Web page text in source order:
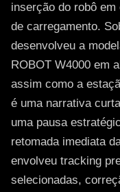
inserção do robô
de carregamento.
desenvolveu a
ROBOT W4000 em
assim como a
é uma narrativa
uma pausa
retomada imediata
envolveu tracking
selecionadas,